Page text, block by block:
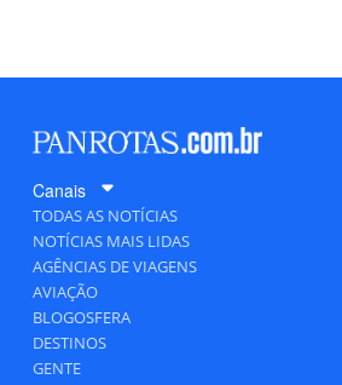
Canais
TODAS AS NOTÍCIAS
NOTÍCIAS MAIS LIDAS
AGÊNCIAS DE VIAGENS
AVIAÇÃO
BLOGOSFERA
DESTINOS
GENTE